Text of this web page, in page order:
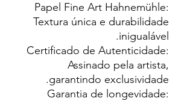
Papel Fine Art Hahnemühle:
Textura única e durabilidade
inigualável.
Certificado de Autenticidade:
Assinado pela artista,
garantindo exclusividade.
Garantia de longevidade: